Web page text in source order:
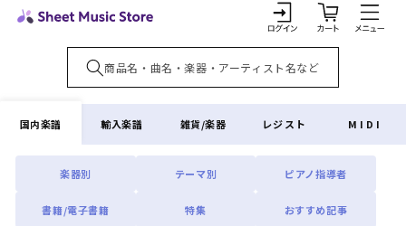
ロ
グ
イ
ン
ー
ト
国内楽譜
楽器別 テーマ別 ピアノ指導者
書籍/電子書籍 特集 おすすめ記事
輸入楽譜 雑貨/楽器 レジスト MIDI